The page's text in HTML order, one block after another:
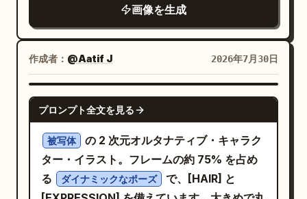
ルダーを、同じ銀髪の男性の天使バージョン
に置き換えてください。手を組んで微笑む
姿、白い翼、光り輝く天使の輪、キラキラと
したエフェクト、花々、そして温かみのある
黄金色の天国のような背景を描写してくださ
い。吹き出しを 2 つ配置し、「まぁ…！夜食
界の優等生ですよ…」および「えらいで
す…」と入れてください。 4. 下段の横長コ
マ：左側に再び少女を描き、「七味」と書か
れた赤いキャップの小瓶を持って決意に満ち
色のチェック柄シャツにダークカラーのベス
トを着た美しい若い女性に置き換えてくださ
い。 - 「悪魔ファブち」のプレースホルダー
を、銀髪で黒い角と暗いコウモリの翼を持
ち、厳しい表情でダークな服を着たハンサム
な悪魔の男性に置き換えてください。 - 「天
性の銀髪の天使バージョンにし、笑顔で白い
翼と輝く天使の輪を持ち、手を組んだ温かく
神聖な雰囲気で描いてください。 コマごとの
い余白を設ける。左上にタイトル「夜食」、
右上にページ番号「1/4」を配置する。下部中
央に小さな署名「@_sagyo」を追加する。
レイアウト：4 コマ構成とする。1 コマ目はペ
ージ高さの約半分を占める幅広のトップパネ
ル。2 コマ目と 3 コマ目は中段に並ぶ同じサ
イズのパネル。4 コマ目は幅広のボトムパネ
ル。パネル間には太い黒の枠線（ガター）を
使用する。 1 コマ目：薄暗い青色の深夜のキ
ッチン兼ダイニングルーム。
画像を生成
作成者： @Aatif J 2026年7月30日
GPT IMAGE 2
プロンプト全文を見る
被写体
の 2 次元オルタナティブ・キャラク
ター・イラスト。フレームの約 75% を占め
る
ダイナミックなポーズ
で、[HAIR] と